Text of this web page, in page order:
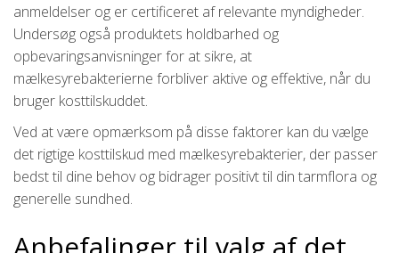
anmeldelser og er certificeret af relevante myndigheder.
Undersøg også produktets holdbarhed og
opbevaringsanvisninger for at sikre, at
mælkesyrebakterierne forbliver aktive og effektive, når du
bruger kosttilskuddet.
Ved at være opmærksom på disse faktorer kan du vælge
det rigtige kosttilskud med mælkesyrebakterier, der passer
bedst til dine behov og bidrager positivt til din tarmflora og
generelle sundhed.